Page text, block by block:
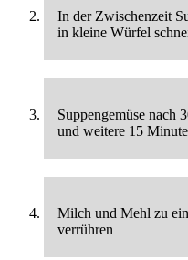
In der Zwischenzeit
in kleine Würfel
Suppengemüse nach
und weitere 15
Milch und Mehl zu
verrühren